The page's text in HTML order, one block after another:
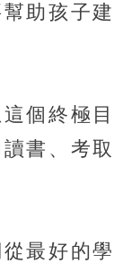
助孩子建
個終極目
書、考取
最好的學